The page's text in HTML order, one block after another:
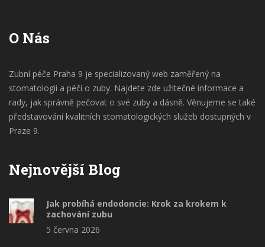
O Nás
Zubní péče Praha 9 je specializovaný web zaměřený na
stomatologii a péči o zuby. Najdete zde užitečné informace a
rady, jak správně pečovat o své zuby a dásně. Věnujeme se také
představování kvalitních stomatologických služeb dostupných v
Praze 9.
Nejnovější Blog
Jak probíhá endodoncie: Krok za krokem k
zachování zubu
5 června 2026